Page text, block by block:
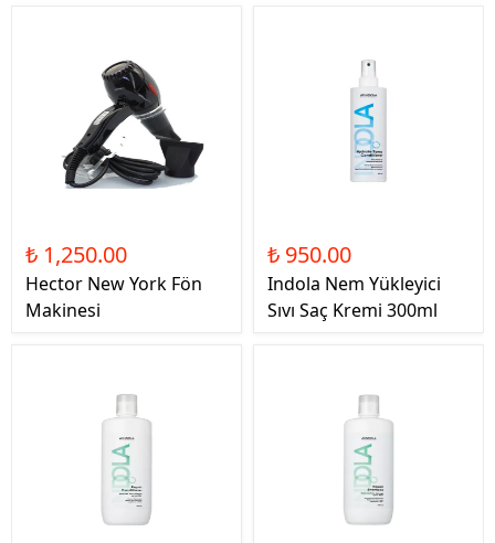
₺ 1,250.00
Hector New York Fön
Makinesi
₺ 950.00
Indola Nem Yükleyici
Sıvı Saç Kremi 300ml